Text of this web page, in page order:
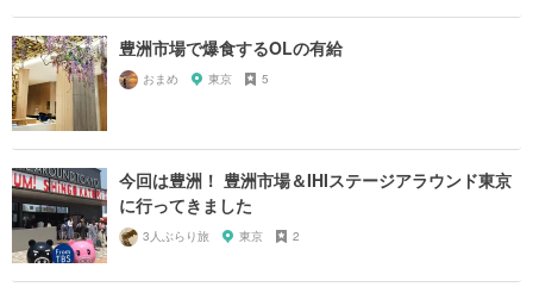
豊洲市場で爆食するOLの有給
おまめ 東京 5
今回は豊洲！ 豊洲市場＆IHIステージアラウンド東京
に行ってきました
3人ぶらり旅 東京 2